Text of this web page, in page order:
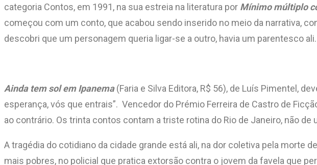
categoria Contos, em 1991, na sua estreia na literatura por Mínimo múltiplo
começou com um conto, que acabou sendo inserido no meio da narrativa,
descobri que um personagem queria ligar-se a outro, havia um parentesco
Ainda tem sol em Ipanema(Faria e Silva Editora, R$ 56), de Luís Pimentel,
esperança, vós que entrais”. Vencedor do Prémio Ferreira de Castro de
ao contrário. Os trinta contos contam a triste rotina do Rio de Janeiro, não
A tragédia do cotidiano da cidade grande está ali, na dor coletiva pela
mais pobres, no policial que pratica extorsão contra o jovem da favela que